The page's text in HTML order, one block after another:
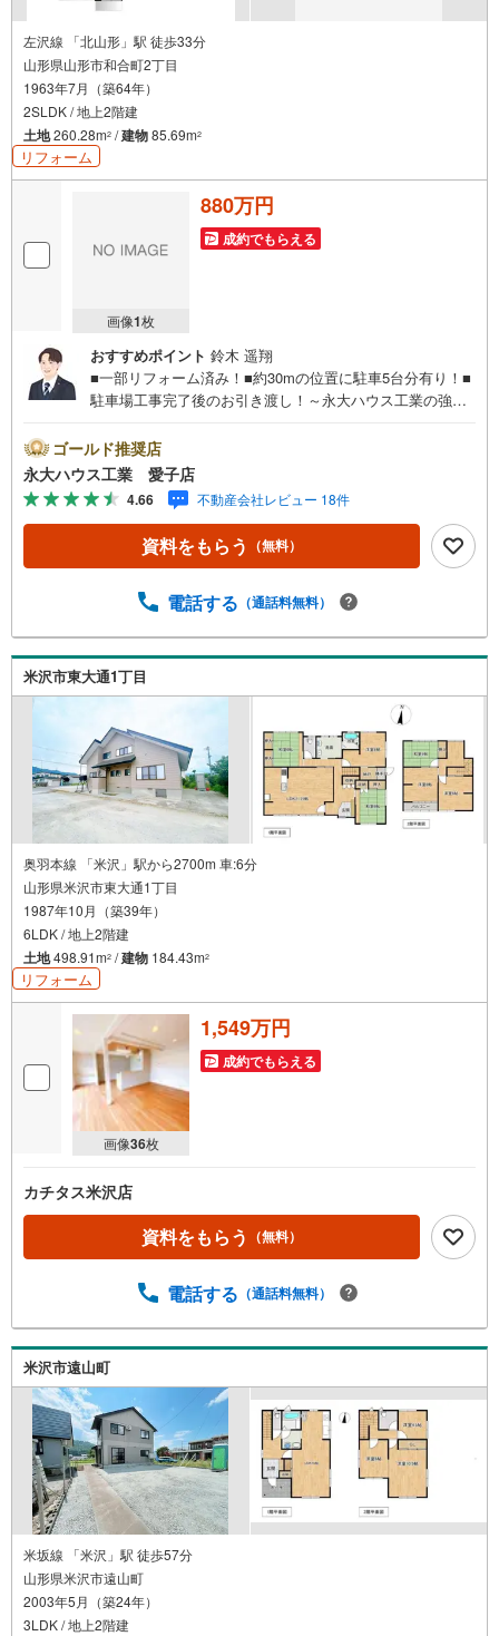
左沢線 「北山形」駅 徒歩33分
山形県山形市和合町2丁目
1963年7月（築64年）
2SLDK / 地上2階建
土地260.28m2 /建物85.69m2
リフォーム
画像1枚
880万円
成約でもらえる
おすすめポイント 鈴木 遥翔
■一部リフォーム済み！■約30mの位置に駐車5台分有り！■
駐車場工事完了後のお引き渡し！～永大ハウス工業の強み
は当社の強みを大きく2つに分けてご紹介！1.＜豊富な不動
産知識＞戸建・マンション・土地...と種別を問わず不動産
を取り扱っております。更に教育施設や商業施設、子育て
環境や行政などの地域情報を総合し、お客様により良い物
件選びをして頂けるよう、しっかりとサポートさせて頂き
ます。2.＜経験豊富なスタッフ＞当社では【購入】【売
ご質問はもちろん、ご購入時に気になる住宅ローン各種税
はキッズスペースも完備！お子様連れのご家族様で是非お
越しください。営業時間:10:00～18:00（定休日火・水曜日
※店舗により変動あり）現地のご案内も可能ですので、どう
ゴールド推奨店
永大ハウス工業 愛子店
4.66 不動産会社レビュー 18件
資料をもらう （無料）
電話する （通話料無料）
米沢市東大通1丁目
奥羽本線 「米沢」駅から2700m 車:6分
山形県米沢市東大通1丁目
1987年10月（築39年）
6LDK / 地上2階建
土地498.91m2 /建物 184.43m2
リフォーム
画像36枚
1,549万円
成約でもらえる
カチタス米沢店
資料をもらう （無料）
電話する （通話料無料）
米沢市遠山町
米坂線 「米沢」駅 徒歩57分
山形県米沢市遠山町
2003年5月（築24年）
3LDK / 地上2階建